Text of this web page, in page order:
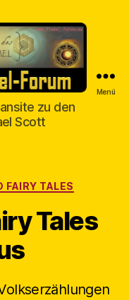
zu den
Scott
Menü
FAIRY TALES
Tales